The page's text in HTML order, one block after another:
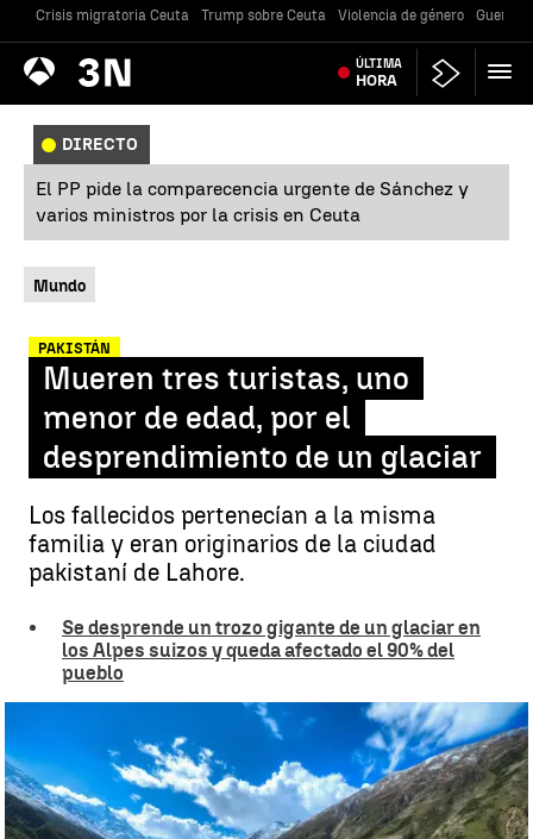
Crisis migratoria Ceuta Trump sobre Ceuta Violencia de género Guerra
Antena
3 Noticias ÚLTIMA
HORA
DIRECTO
El PP pide la comparecencia urgente de Sánchez y
varios ministros por la crisis en Ceuta
Mundo
PAKISTÁN
Mueren tres turistas, uno
menor de edad, por el
desprendimiento de un glaciar
Los fallecidos pertenecían a la misma
familia y eran originarios de la ciudad
pakistaní de Lahore.
Se desprende un trozo gigante de un glaciar en
los Alpes suizos y queda afectado el 90% del
pueblo